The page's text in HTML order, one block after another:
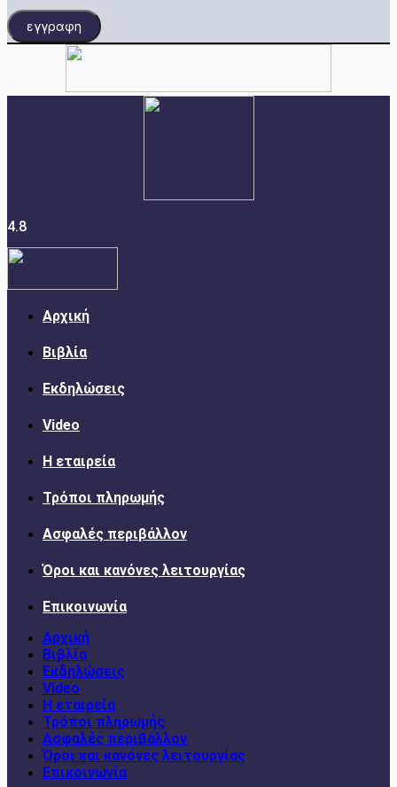
εγγραφη
4.8
Αρχική
Βιβλία
Εκδηλώσεις
Video
Η εταιρεία
Τρόποι πληρωμής
Ασφαλές περιβάλλον
Όροι και κανόνες λειτουργίας
Επικοινωνία
Αρχική
Βιβλία
Εκδηλώσεις
Video
Η εταιρεία
Τρόποι πληρωμής
Ασφαλές περιβάλλον
Όροι και κανόνες λειτουργίας
Επικοινωνία